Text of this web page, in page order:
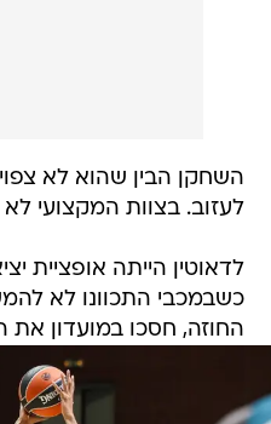
השחקן הבין שהוא לא
לעזוב. בצוות המקצועי
לדאוטין הייתה אופציית
כשבמכבי התכוונו לא
החוזה, חסכו במועדון את